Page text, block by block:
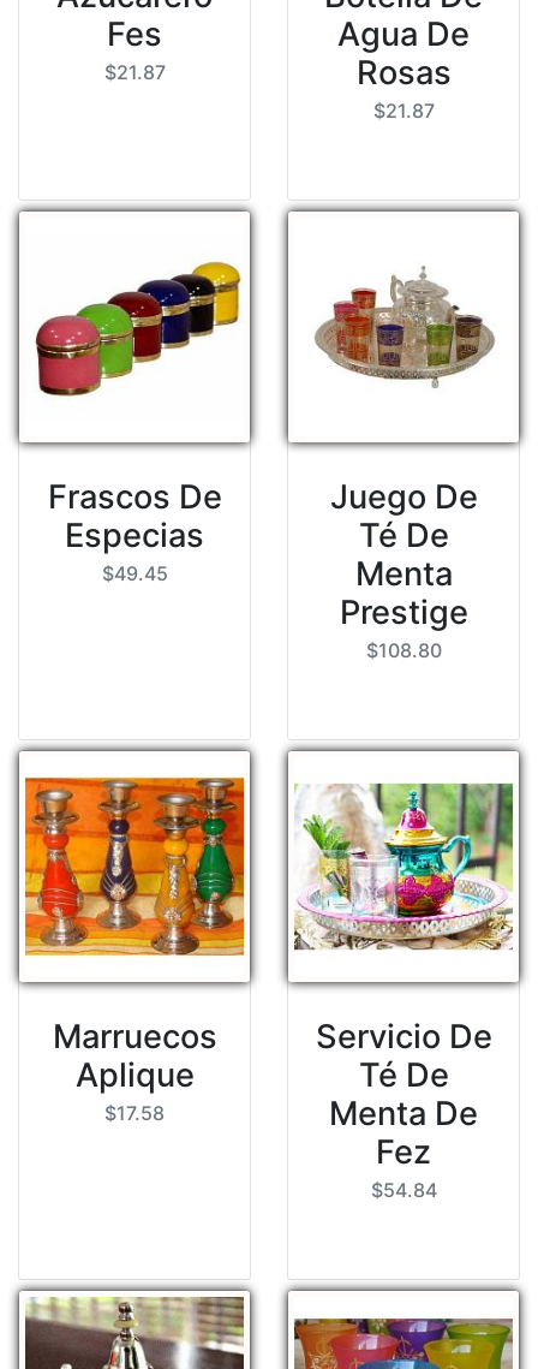
Fes
$21.87
Agua De
Rosas
$21.87
Frascos De
Especias
$49.45
Juego De
Té De
Menta
Prestige
$108.80
Marruecos
Aplique
$17.58
Servicio De
Té De
Menta De
Fez
$54.84